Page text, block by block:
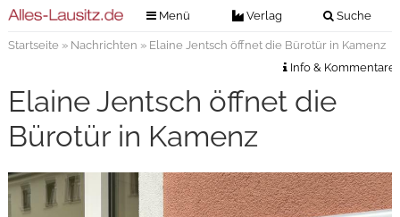
Menü Verlag Suche
Verlag
Kontakt
Impressum
Nachrichten
Veranstaltungstickets
Anzeigensuche
Startseite» Nachrichten » Elaine Jentsch öffnet die Bürotür in Kamenz
Info & Kommentare
Elaine Jentsch öffnet die
Bürotür in Kamenz